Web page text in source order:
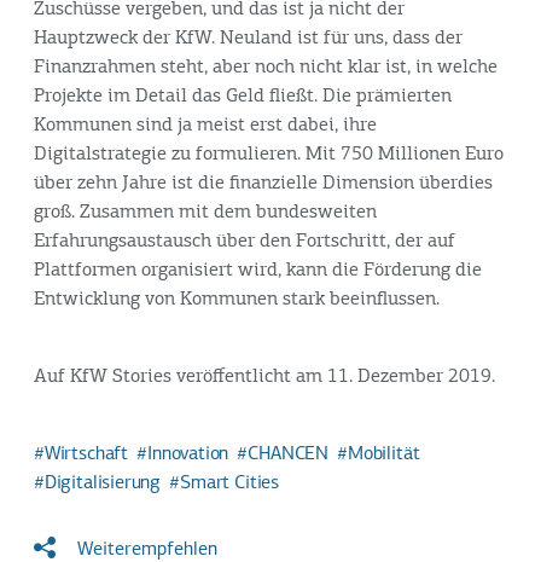
Zuschüsse vergeben, und das ist ja nicht der
Hauptzweck der KfW. Neuland ist für uns, dass der
Finanzrahmen steht, aber noch nicht klar ist, in welche
Projekte im Detail das Geld fließt. Die prämierten
Kommunen sind ja meist erst dabei, ihre
Digitalstrategie zu formulieren. Mit 750 Millionen Euro
über zehn Jahre ist die finanzielle Dimension überdies
groß. Zusammen mit dem bundesweiten
Erfahrungsaustausch über den Fortschritt, der auf
Plattformen organisiert wird, kann die Förderung die
Entwicklung von Kommunen stark beeinflussen.
Auf KfW Stories veröffentlicht am 11. Dezember 2019.
Wirtschaft Innovation CHANCEN
Mobilität
Digitalisierung
Smart Cities
Weiterempfehlen